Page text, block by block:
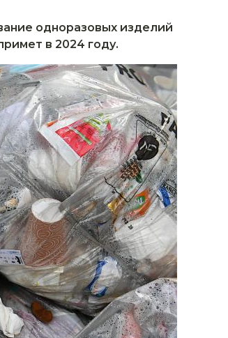
одноразовых изделий
в 2024 году.